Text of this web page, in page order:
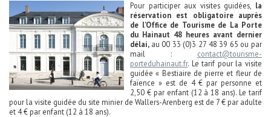
Pour participer aux visites guidées, la
réservation est obligatoire auprès
de l’Office de Tourisme de La Porte
du Hainaut 48 heures avant dernier
délai, au 00 33 (0)3 27 48 39 65 ou par
mail : contact@tourisme-
porteduhainaut.fr. Le tarif pour la visite
guidée « Bestiaire de pierre et fleur de
faïence » est de 4 € par personne et
2,50 € par enfant (12 à 18 ans). Le tarif
pour la visite guidée du site minier de Wallers-Arenberg est de 7 € par adulte
et 4 € par enfant (12 à 18 ans).